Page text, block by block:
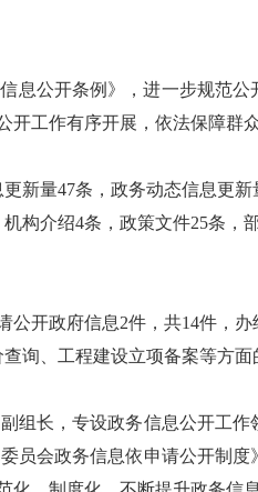
息公开条例》，进一步规范
工作有序开展，依法保障群
新量47条，政务动态信息更新
构介绍4条，政策文件25条，
开政府信息2件，共14件，办
询、工程建设立项备案等方面
组长，专设政务信息公开工
员会政务信息依申请公开制